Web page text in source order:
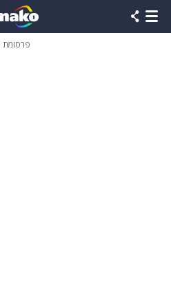
פרסומת